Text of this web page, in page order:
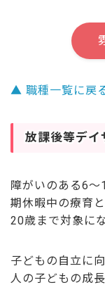
▲ 職種一覧に戻
放課後等デイ
障がいのある6
期休暇中の療育
20歳まで対象に
子どもの自立に
人の子どもの成